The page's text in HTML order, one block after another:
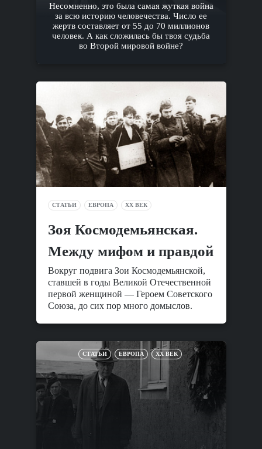
Несомненно, это была самая жуткая война
за всю историю человечества. Число ее
жертв составляет от 55 до 70 миллионов
человек. А как сложилась бы твоя судьба
во Второй мировой войне?
СТАТЬИ ЕВРОПА XX ВЕК
Зоя Космодемьянская.
Между мифом и правдой
Вокруг подвига Зои Космодемьянской,
ставшей в годы Великой Отечественной
первой женщиной — Героем Советского
Союза, до сих пор много домыслов.
СТАТЬИ ЕВРОПА XX ВЕК